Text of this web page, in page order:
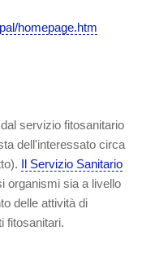
homepage.htm
servizio fitosanitario
dell'interessato circa
Il Servizio Sanitario
organismi sia a livello
delle attività di
fitosanitari.